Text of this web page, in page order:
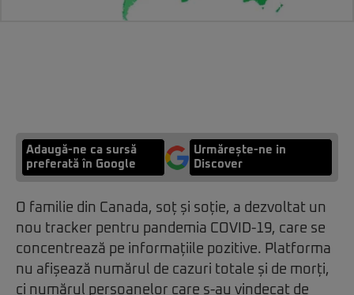
Adaugă-ne ca sursă
preferată în Google
Urmărește-ne in
Discover
O familie din Canada, soț și soție, a dezvoltat un
nou tracker pentru pandemia COVID-19, care se
concentrează pe informațiile pozitive. Platforma
nu afișează numărul de cazuri totale și de morți,
ci numărul persoanelor care s-au vindecat de